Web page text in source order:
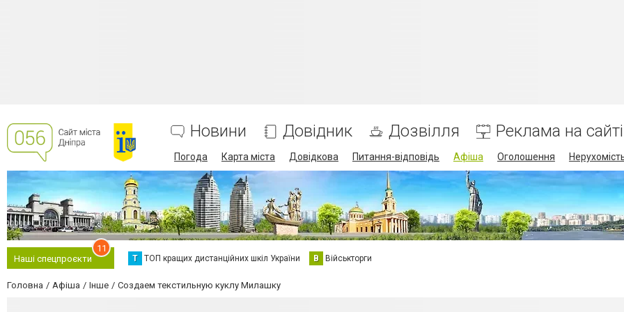
Новини Довідник Дозвілля Реклама на сайті
Погода Карта міста Довідкова Питання-відповідь Афіша Оголошення
Наші спецпроєкти
11
Т ТОП кращих дистанційних шкіл України В Військторги
Головна Афіша Інше Создаем текстильную куклу Милашку